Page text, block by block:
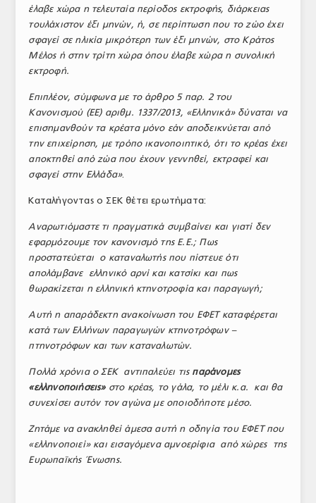
έλαβε χώρα η τελευταία περίοδος εκτροφής, διάρκειας
τουλάχιστον έξι μηνών, ή, σε περίπτωση που το ζώο έχει
σφαγεί σε ηλικία μικρότερη των έξι μηνών, στο Κράτος
Μέλος ή στην τρίτη χώρα όπου έλαβε χώρα η συνολική
εκτροφή.
Επιπλέον, σύμφωνα με το άρθρο 5 παρ. 2 του
Κανονισμού (ΕΕ) αριθμ. 1337/2013, «Ελληνικά» δύναται να
επισημανθούν τα κρέατα μόνο εάν αποδεικνύεται από
την επιχείρηση, με τρόπο ικανοποιητικό, ότι το κρέας έχει
αποκτηθεί από ζώα που έχουν γεννηθεί, εκτραφεί και
σφαγεί στην Ελλάδα».
Καταλήγοντας ο ΣΕΚ θέτει ερωτήματα:
Αναρωτιόμαστε τι πραγματικά συμβαίνει και γιατί δεν
εφαρμόζουμε τον κανονισμό της Ε.Ε.; Πως
προστατεύεται ο καταναλωτής που πίστευε ότι
απολάμβανε ελληνικό αρνί και κατσίκι και πως
θωρακίζεται η ελληνική κτηνοτροφία και παραγωγή;
Αυτή η απαράδεκτη ανακοίνωση του ΕΦΕΤ καταφέρεται
κατά των Ελλήνων παραγωγών κτηνοτρόφων –
πτηνοτρόφων και των καταναλωτών.
Πολλά χρόνια ο ΣΕΚ αντιπαλεύει τις παράνομες
«ελληνοποιήσεις» στο κρέας, το γάλα, το μέλι κ.α. και θα
συνεχίσει αυτόν τον αγώνα με οποιοδήποτε μέσο.
Ζητάμε να ανακληθεί άμεσα αυτή η οδηγία του ΕΦΕΤ που
«ελληνοποιεί» και εισαγόμενα αμνοερίφια από χώρες της
Ευρωπαϊκής Ένωσης.